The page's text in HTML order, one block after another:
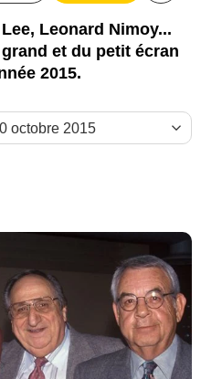
Leonard Nimoy...
et du petit écran
2015.